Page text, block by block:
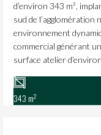
d’environ 343 m²,
sud de l’agglomération
environnement
commercial générant
surface atelier
343 m2